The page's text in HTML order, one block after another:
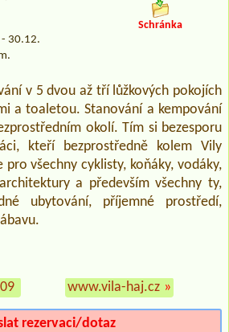
30.12.
Schránka
v 5 dvou až tří lůžkových pokojích
a toaletou. Stanování a kempování
okolí. Tím si bezesporu
kteří bezprostředně kolem Vily
pro všechny cyklisty, koňáky, vodáky,
a především všechny ty,
ubytování, příjemné prostředí,
www.vila-haj.cz »
rezervaci/dotaz